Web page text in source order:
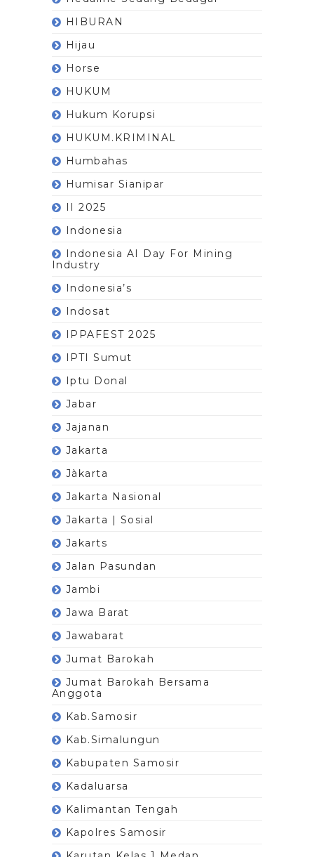
HIBURAN
Hijau
Horse
HUKUM
Hukum Korupsi
HUKUM.KRIMINAL
Humbahas
Humisar Sianipar
II 2025
Indonesia
Indonesia AI Day For Mining
Industry
Indonesia’s
Indosat
IPPAFEST 2025
IPTI Sumut
Iptu Donal
Jabar
Jajanan
Jakarta
Jàkarta
Jakarta Nasional
Jakarta | Sosial
Jakarts
Jalan Pasundan
Jambi
Jawa Barat
Jawabarat
Jumat Barokah
Jumat Barokah Bersama
Anggota
Kab.Samosir
Kab.Simalungun
Kabupaten Samosir
Kadaluarsa
Kalimantan Tengah
Kapolres Samosir